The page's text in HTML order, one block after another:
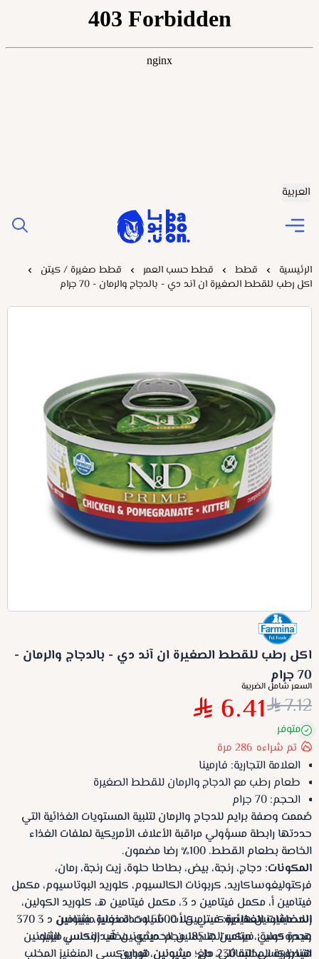
العربية
Baboonstore
الرئيسية قطط قطط حسب العمر
قطط صغيرة / كيتن
اكل رطب للقطط الصغيرة ان آند دي - بالدجاج والرمان - 70 جرام
اكل رطب للقطط الصغيرة ان آند دي - بالدجاج والرمان -
70 جرام
السعر شامل الضريبة
7.12
6.41
متوفر
تم شراءه 286 مرة
العلامة التجارية: فارمينا
طعام رطب مع الدجاج والرمان للقطط الصغيرة
الحجم: 70 جرام
صُممت وصفة برايم للدجاج والرمان لتلبية المستويات الغذائية التي
حددتها رابطة مسؤولي مراقبة الأعلاف الأمريكية لملفات الغذاء
الخاصة بطعام القطط. 100٪ رضا مضمون.
المكونات: دجاج، رنجة، بيض، بطاطا حلوة، زيت رنجة، رمان،
فركتوليغوساكاريد، كربونات الكالسيوم، كلوريد البوتاسيوم، مكمل
فيتامين أ، مكمل فيتامين د 3، مكمل فيتامين هـ، كلوريد الكولين،
زنك ميثيونين هيدروكسي كلات، شيلات المنغنيز ميثيونين
هيدروكسي، مركب الجلايسين الحديدي، مخلّب النحاس ميثيونين
هيدروكسي التماثلي، دل- ميثيونين، توراين.
المضافات الغذائية:
فيتامين أ 5600 وحدة دولية، فيتامين د 3 370
وحدة دولية؛ فيتامين هـ 185 مجم؛ ميثيونين هيدروكسي الزنك
التناظرية المخلبة 230 ملغ؛ ميثيونين هيدروكسي المنغنيز المخلب